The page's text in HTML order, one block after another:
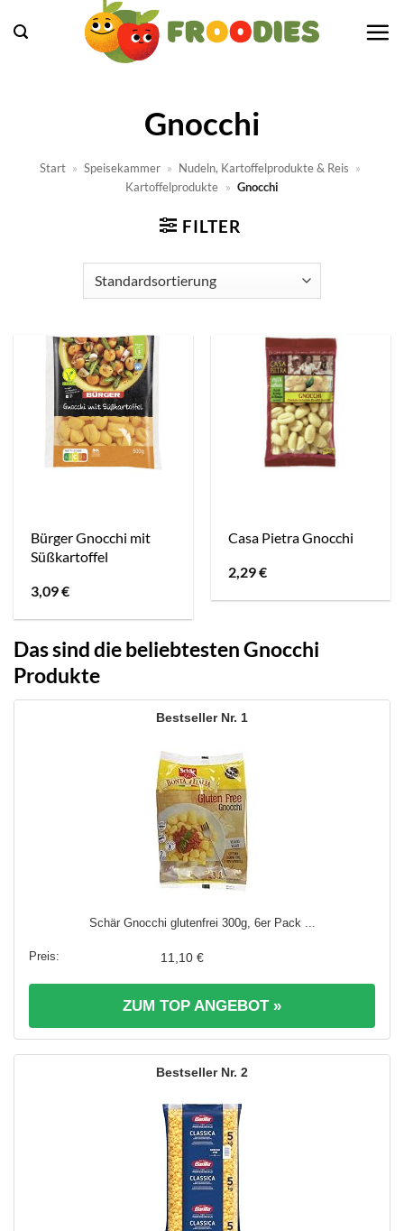
Inhalt
Gnocchi
Start » Speisekammer » Nudeln, Kartoffelprodukte & Reis »
Kartoffelprodukte » Gnocchi
FILTER
Bürger Gnocchi mit
Süßkartoffel
3,09€
Casa Pietra Gnocchi
2,29€
Das sind die beliebtesten Gnocchi
Produkte
1
Schär Gnocchi glutenfrei 300g, 6er Pack ...
11,10 €
ZUM TOP ANGEBOT »
2